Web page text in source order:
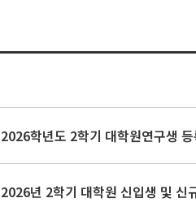
2026학년도 2학기 대학원연구생
2026년 2학기 대학원 신입생 및 신